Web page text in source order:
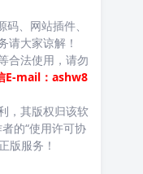
、网站插件、
请大家谅解！
合法使用，请勿
E-mail：ashw8
，其版权归该软
的“使用许可协
版服务！